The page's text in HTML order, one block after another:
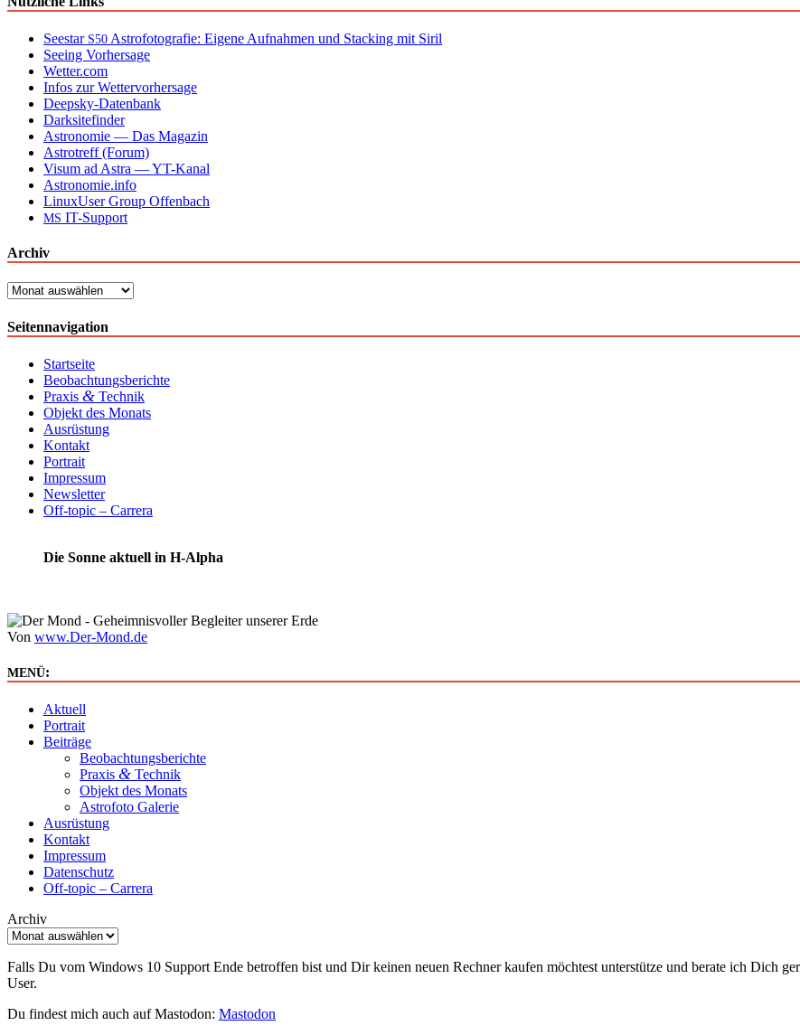
Seestar S50 Astrofotografie: Eigene Aufnahmen und Stacking mit Siril
Seeing Vorhersage
Wetter.com
Infos zur Wettervorhersage
Deepsky-Datenbank
Darksitefinder
Astronomie — Das Magazin
Astrotreff (Forum)
Visum ad Astra — YT-Kanal
Astronomie.info
LinuxUser Group Offenbach
MS IT-Support
Archiv
Archiv
Seitennavigation
Startseite
Beobachtungsberichte
Praxis & Technik
Objekt des Monats
Ausrüstung
Kontakt
Portrait
Impressum
Newsletter
Off-topic – Carrera
Die Sonne aktuell in H-Alpha
Von www.Der-Mond.de
MENÜ:
Aktuell
Portrait
Beiträge
Beobachtungsberichte
Praxis & Technik
Objekt des Monats
Astrofoto Galerie
Ausrüstung
Kontakt
Impressum
Datenschutz
Off-topic – Carrera
Archiv
Falls Du vom Windows 10 Support Ende betroffen bist und Dir keinen neuen Rechner kaufen möchtest unterstütze und berate ich Dich
User.
Du findest mich auch auf Mastodon: Mastodon